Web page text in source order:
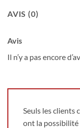
AVIS (0)
Avis
Il n’y a pas encore
Seuls les clients
ont la possibilité